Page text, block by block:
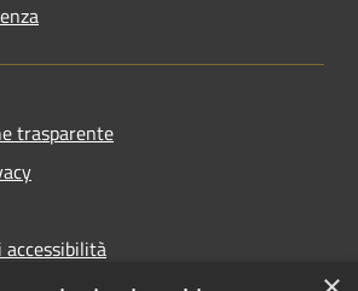
trasparente
accessibilità